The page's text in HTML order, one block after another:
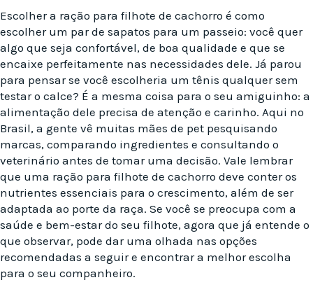
Escolher a ração para filhote de cachorro é como
escolher um par de sapatos para um passeio: você quer
algo que seja confortável, de boa qualidade e que se
encaixe perfeitamente nas necessidades dele. Já parou
para pensar se você escolheria um tênis qualquer sem
testar o calce? É a mesma coisa para o seu amiguinho: a
alimentação dele precisa de atenção e carinho. Aqui no
Brasil, a gente vê muitas mães de pet pesquisando
marcas, comparando ingredientes e consultando o
veterinário antes de tomar uma decisão. Vale lembrar
que uma ração para filhote de cachorro deve conter os
nutrientes essenciais para o crescimento, além de ser
adaptada ao porte da raça. Se você se preocupa com a
saúde e bem-estar do seu filhote, agora que já entende o
que observar, pode dar uma olhada nas opções
recomendadas a seguir e encontrar a melhor escolha
para o seu companheiro.